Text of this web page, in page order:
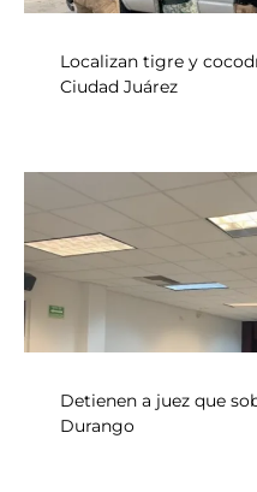
Localizan tigre y
Ciudad Juárez
Detienen a juez que
Durango